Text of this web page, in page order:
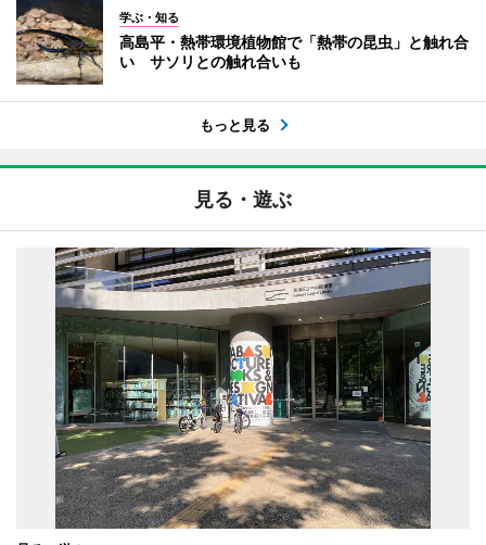
学ぶ・知る
高島平・熱帯環境植物館で「熱帯の昆虫」と触れ合
い サソリとの触れ合いも
もっと見る
見る・遊ぶ